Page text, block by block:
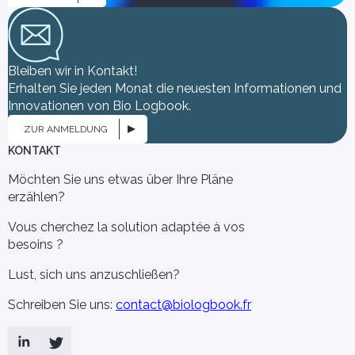
Bio Logbook
Optimierung
& Pharma
[Sie sind] - eine
Gesundheitsbehörde
Ärzte
Sie verwenden bereits Bio
Logbook
Entscheidungen
renommierten
Gesundheitsforschung
unterstützen.
Bleiben wir in Kontakt!
Erhalten Sie jeden Monat die neuesten Informationen und
Innovationen von Bio Logbook.
ZUR ANMELDUNG
KONTAKT
Möchten Sie uns etwas über Ihre Pläne
erzählen?
Vous cherchez la solution adaptée à vos
besoins ?
Lust, sich uns anzuschließen?
Schreiben Sie uns: contact@biologbook.fr